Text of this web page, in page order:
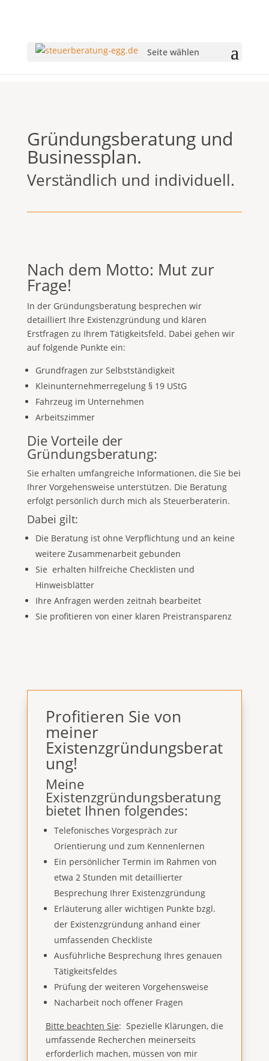
Seite wählen
Gründungsberatung und
Businessplan.
Verständlich und individuell.
Nach dem Motto: Mut zur
Frage!
In der Gründungsberatung besprechen wir
detailliert Ihre Existenzgründung und klären
Erstfragen zu Ihrem Tätigkeitsfeld. Dabei gehen wir
auf folgende Punkte ein:
Grundfragen zur Selbstständigkeit
Kleinunternehmerregelung § 19 UStG
Fahrzeug im Unternehmen
Arbeitszimmer
Die Vorteile der
Gründungsberatung:
Sie erhalten umfangreiche Informationen, die Sie bei
Ihrer Vorgehensweise unterstützen. Die Beratung
erfolgt persönlich durch mich als Steuerberaterin.
Dabei gilt:
Die Beratung ist ohne Verpflichtung und an keine
weitere Zusammenarbeit gebunden
Sie erhalten hilfreiche Checklisten und
Hinweisblätter
Ihre Anfragen werden zeitnah bearbeitet
Sie profitieren von einer klaren Preistransparenz
Profitieren Sie von
meiner
Existenzgründungsberat
ung!
Meine
Existenzgründungsberatung
bietet Ihnen folgendes:
Telefonisches Vorgespräch zur
Orientierung und zum Kennenlernen
Ein persönlicher Termin im Rahmen von
etwa 2 Stunden mit detaillierter
Besprechung Ihrer Existenzgründung
Erläuterung aller wichtigen Punkte bzgl.
der Existenzgründung anhand einer
umfassenden Checkliste
Ausführliche Besprechung Ihres genauen
Tätigkeitsfeldes
Prüfung der weiteren Vorgehensweise
Nacharbeit noch offener Fragen
Bitte beachten Sie: Spezielle Klärungen, die
umfassende Recherchen meinerseits
erforderlich machen, müssen von mir